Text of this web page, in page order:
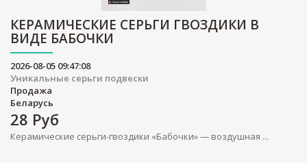
КЕРАМИЧЕСКИЕ СЕРЬГИ ГВОЗДИКИ В
ВИДЕ БАБОЧКИ
2026-08-05 09:47:08
Уникальные серьги подвески
Продажа
Беларусь
28 Руб
Керамические серьги-гвоздики «Бабочки» — воздушная ...